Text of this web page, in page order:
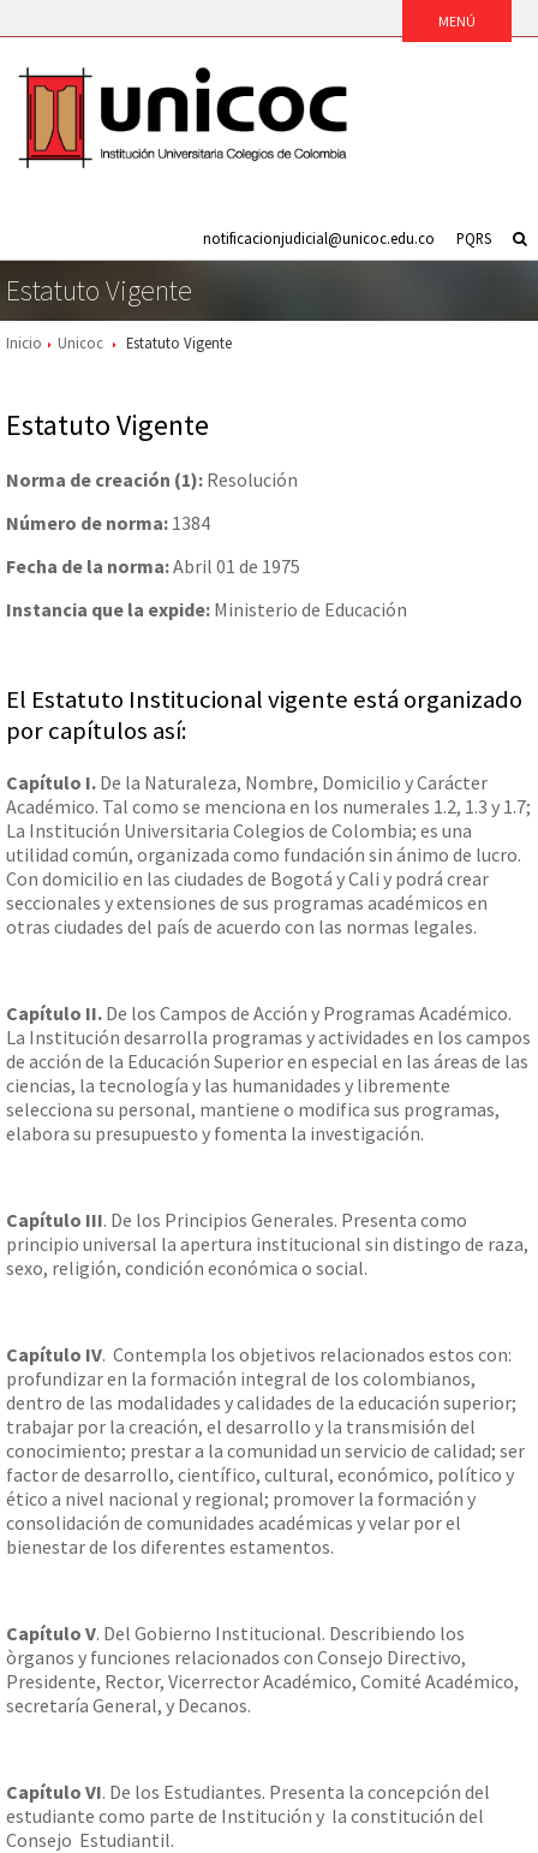
PQRS
notificacionjudicial@unicoc.edu.co
Estatuto Vigente
Inicio Unicoc Estatuto Vigente
Estatuto Vigente
Norma de creación (1): Resolución
Número de norma:1384
Fecha de la norma:Abril 01 de 1975
Instancia que la expide:Ministerio de Educación
El Estatuto Institucional vigente está organizado
por capítulos así:
Capítulo I.De la Naturaleza, Nombre, Domicilio y Carácter
Académico. Tal como se menciona en los numerales 1.2, 1.3 y 1.7;
La Institución Universitaria Colegios de Colombia; es una
utilidad común, organizada como fundación sin ánimo de lucro.
Con domicilio en las ciudades de Bogotá y Cali y podrá crear
seccionales y extensiones de sus programas académicos en
otras ciudades del país de acuerdo con las normas legales.
Capítulo II.De los Campos de Acción y Programas Académico.
La Institución desarrolla programas y actividades en los campos
de acción de la Educación Superior en especial en las áreas de las
ciencias, la tecnología y las humanidades y libremente
selecciona su personal, mantiene o modifica sus programas,
elabora su presupuesto y fomenta la investigación.
Capítulo III. De los Principios Generales. Presenta como
principio universal la apertura institucional sin distingo de raza,
sexo, religión, condición económica o social.
Capítulo IV. Contempla los objetivos relacionados estos con:
profundizar en la formación integral de los colombianos,
dentro de las modalidades y calidades de la educación superior;
trabajar por la creación, el desarrollo y la transmisión del
conocimiento; prestar a la comunidad un servicio de calidad; ser
factor de desarrollo, científico, cultural, económico, político y
ético a nivel nacional y regional; promover la formación y
consolidación de comunidades académicas y velar por el
bienestar de los diferentes estamentos.
Capítulo V. Del Gobierno Institucional. Describiendo los
òrganos y funciones relacionados con Consejo Directivo,
Presidente, Rector, Vicerrector Académico, Comité Académico,
secretaría General, y Decanos.
Capítulo VI. De los Estudiantes. Presenta la concepción del
estudiante como parte de Institución y la constitución del
Consejo Estudiantil.